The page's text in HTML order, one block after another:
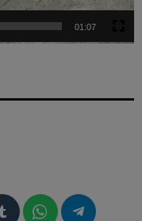
01:07